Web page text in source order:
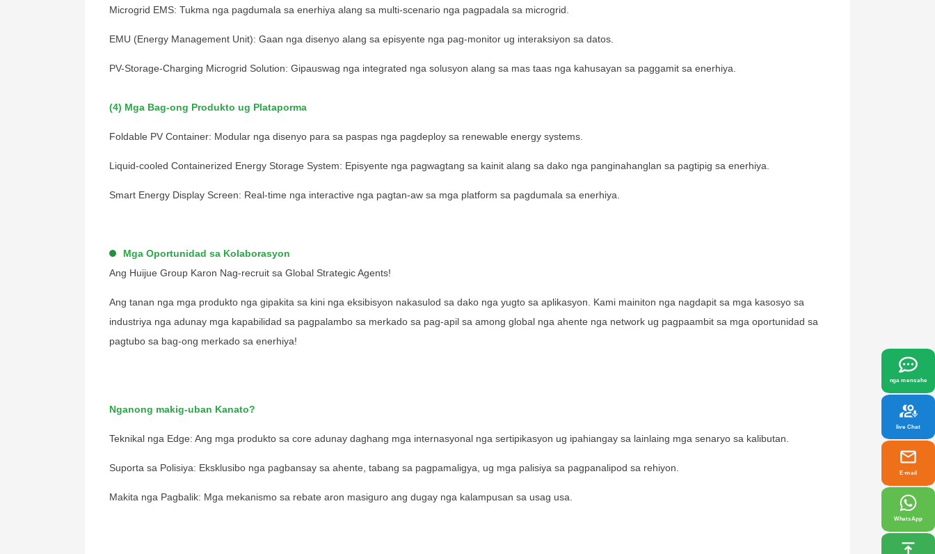
Microgrid EMS: Tukma nga pagdumala sa enerhiya alang sa multi-scenario nga pagpadala sa microgrid.
EMU (Energy Management Unit): Gaan nga disenyo alang sa episyente nga pag-monitor ug interaksiyon sa datos.
PV-Storage-Charging Microgrid Solution: Gipauswag nga integrated nga solusyon alang sa mas taas nga kahusayan sa paggamit sa enerhiya.
(4) Mga Bag-ong Produkto ug Plataporma
Foldable PV Container: Modular nga disenyo para sa paspas nga pagdeploy sa renewable energy systems.
Liquid-cooled Containerized Energy Storage System: Episyente nga pagwagtang sa kainit alang sa dako nga panginahanglan sa pagtipig sa enerhiya.
Smart Energy Display Screen: Real-time nga interactive nga pagtan-aw sa mga platform sa pagdumala sa enerhiya.
Mga Oportunidad sa Kolaborasyon
Ang Huijue Group Karon Nag-recruit sa Global Strategic Agents!
Ang tanan nga mga produkto nga gipakita sa kini nga eksibisyon nakasulod sa dako nga yugto sa aplikasyon. Kami mainiton nga nagdapit sa mga kasosyo sa
industriya nga adunay mga kapabilidad sa pagpalambo sa merkado sa pag-apil sa among global nga ahente nga network ug pagpaambit sa mga oportunidad sa
pagtubo sa bag-ong merkado sa enerhiya!
Nganong makig-uban Kanato?
Teknikal nga Edge: Ang mga produkto sa core adunay daghang mga internasyonal nga sertipikasyon ug ipahiangay sa lainlaing mga senaryo sa kalibutan.
Suporta sa Polisiya: Eksklusibo nga pagbansay sa ahente, tabang sa pagpamaligya, ug mga palisiya sa pagpanalipod sa rehiyon.
Makita nga Pagbalik: Mga mekanismo sa rebate aron masiguro ang dugay nga kalampusan sa usag usa.
Makipag-ugnayan
Palihug Pilia ang Type sa Produkto
nga mensahe
live Chat
E-mail
WhatsApp